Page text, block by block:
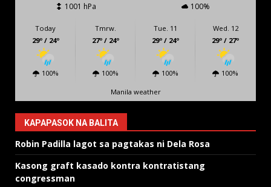
1001 hPa 100%
Today
29º / 24º
100%
Tmrw.
27º / 24º
100%
Tue. 11
29º / 24º
100%
Wed. 12
29º / 27º
100%
Manila weather
KAPAPASOK NA BALITA
Robin Padilla lagot sa pagtakas ni Dela Rosa
Kasong graft kasado kontra kontratistang
congressman